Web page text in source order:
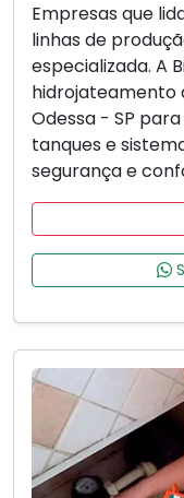
Empresas que
linhas de
especializada. A
hidrojateamento
Odessa - SP
tanques e
segurança e